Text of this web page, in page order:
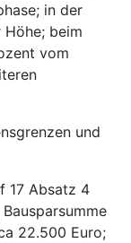
in der
beim
vom
und
17 Absatz 4
22.500 Euro;